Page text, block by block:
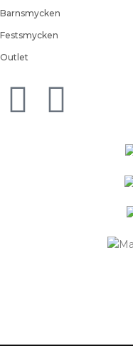
Barnsmycken
Festsmycken
Outlet